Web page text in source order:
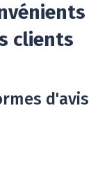
clients
d'avis